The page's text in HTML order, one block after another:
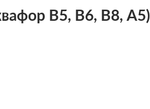
В5, В6, В8, A5)